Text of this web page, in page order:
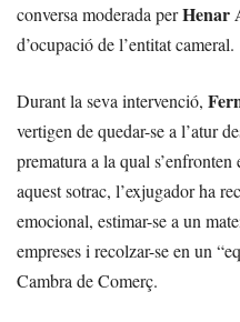
conversa moderada perHenar
d’ocupació de l’entitat cameral.
Durant la seva intervenció,
vertigen de quedar-se a l’atur
prematura a la qual
aquest sotrac, l’exjugador ha
emocional, estimar-se a un
empreses i recolzar-se en un
Cambra de Comerç.